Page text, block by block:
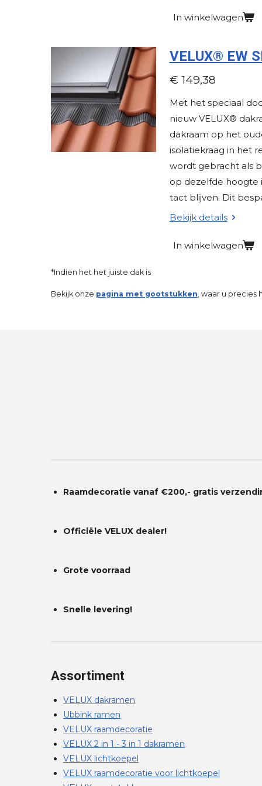
In winkelwagen
VELUX® EW
€ 149,38
Met het speciaal
nieuw VELUX®
dakraam op het
isolatiekraag in het
wordt gebracht als
op dezelfde hoogte
tact blijven. Dit
Bekijk details
In winkelwagen
*Indien het het juiste dak is
Bekijk onze pagina met gootstukken waar u precies
Raamdecoratie vanaf €200,- gratis
Officiële VELUX dealer!
Grote voorraad
Snelle levering!
Assortiment
VELUX dakramen
Ubbink ramen
VELUX raamdecoratie
VELUX 2 in 1 - 3 in 1 dakramen
VELUX lichtkoepel
VELUX raamdecoratie voor lichtkoepel